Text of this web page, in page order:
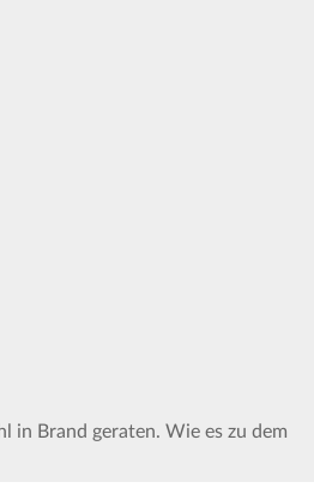
in Brand geraten. Wie es zu dem